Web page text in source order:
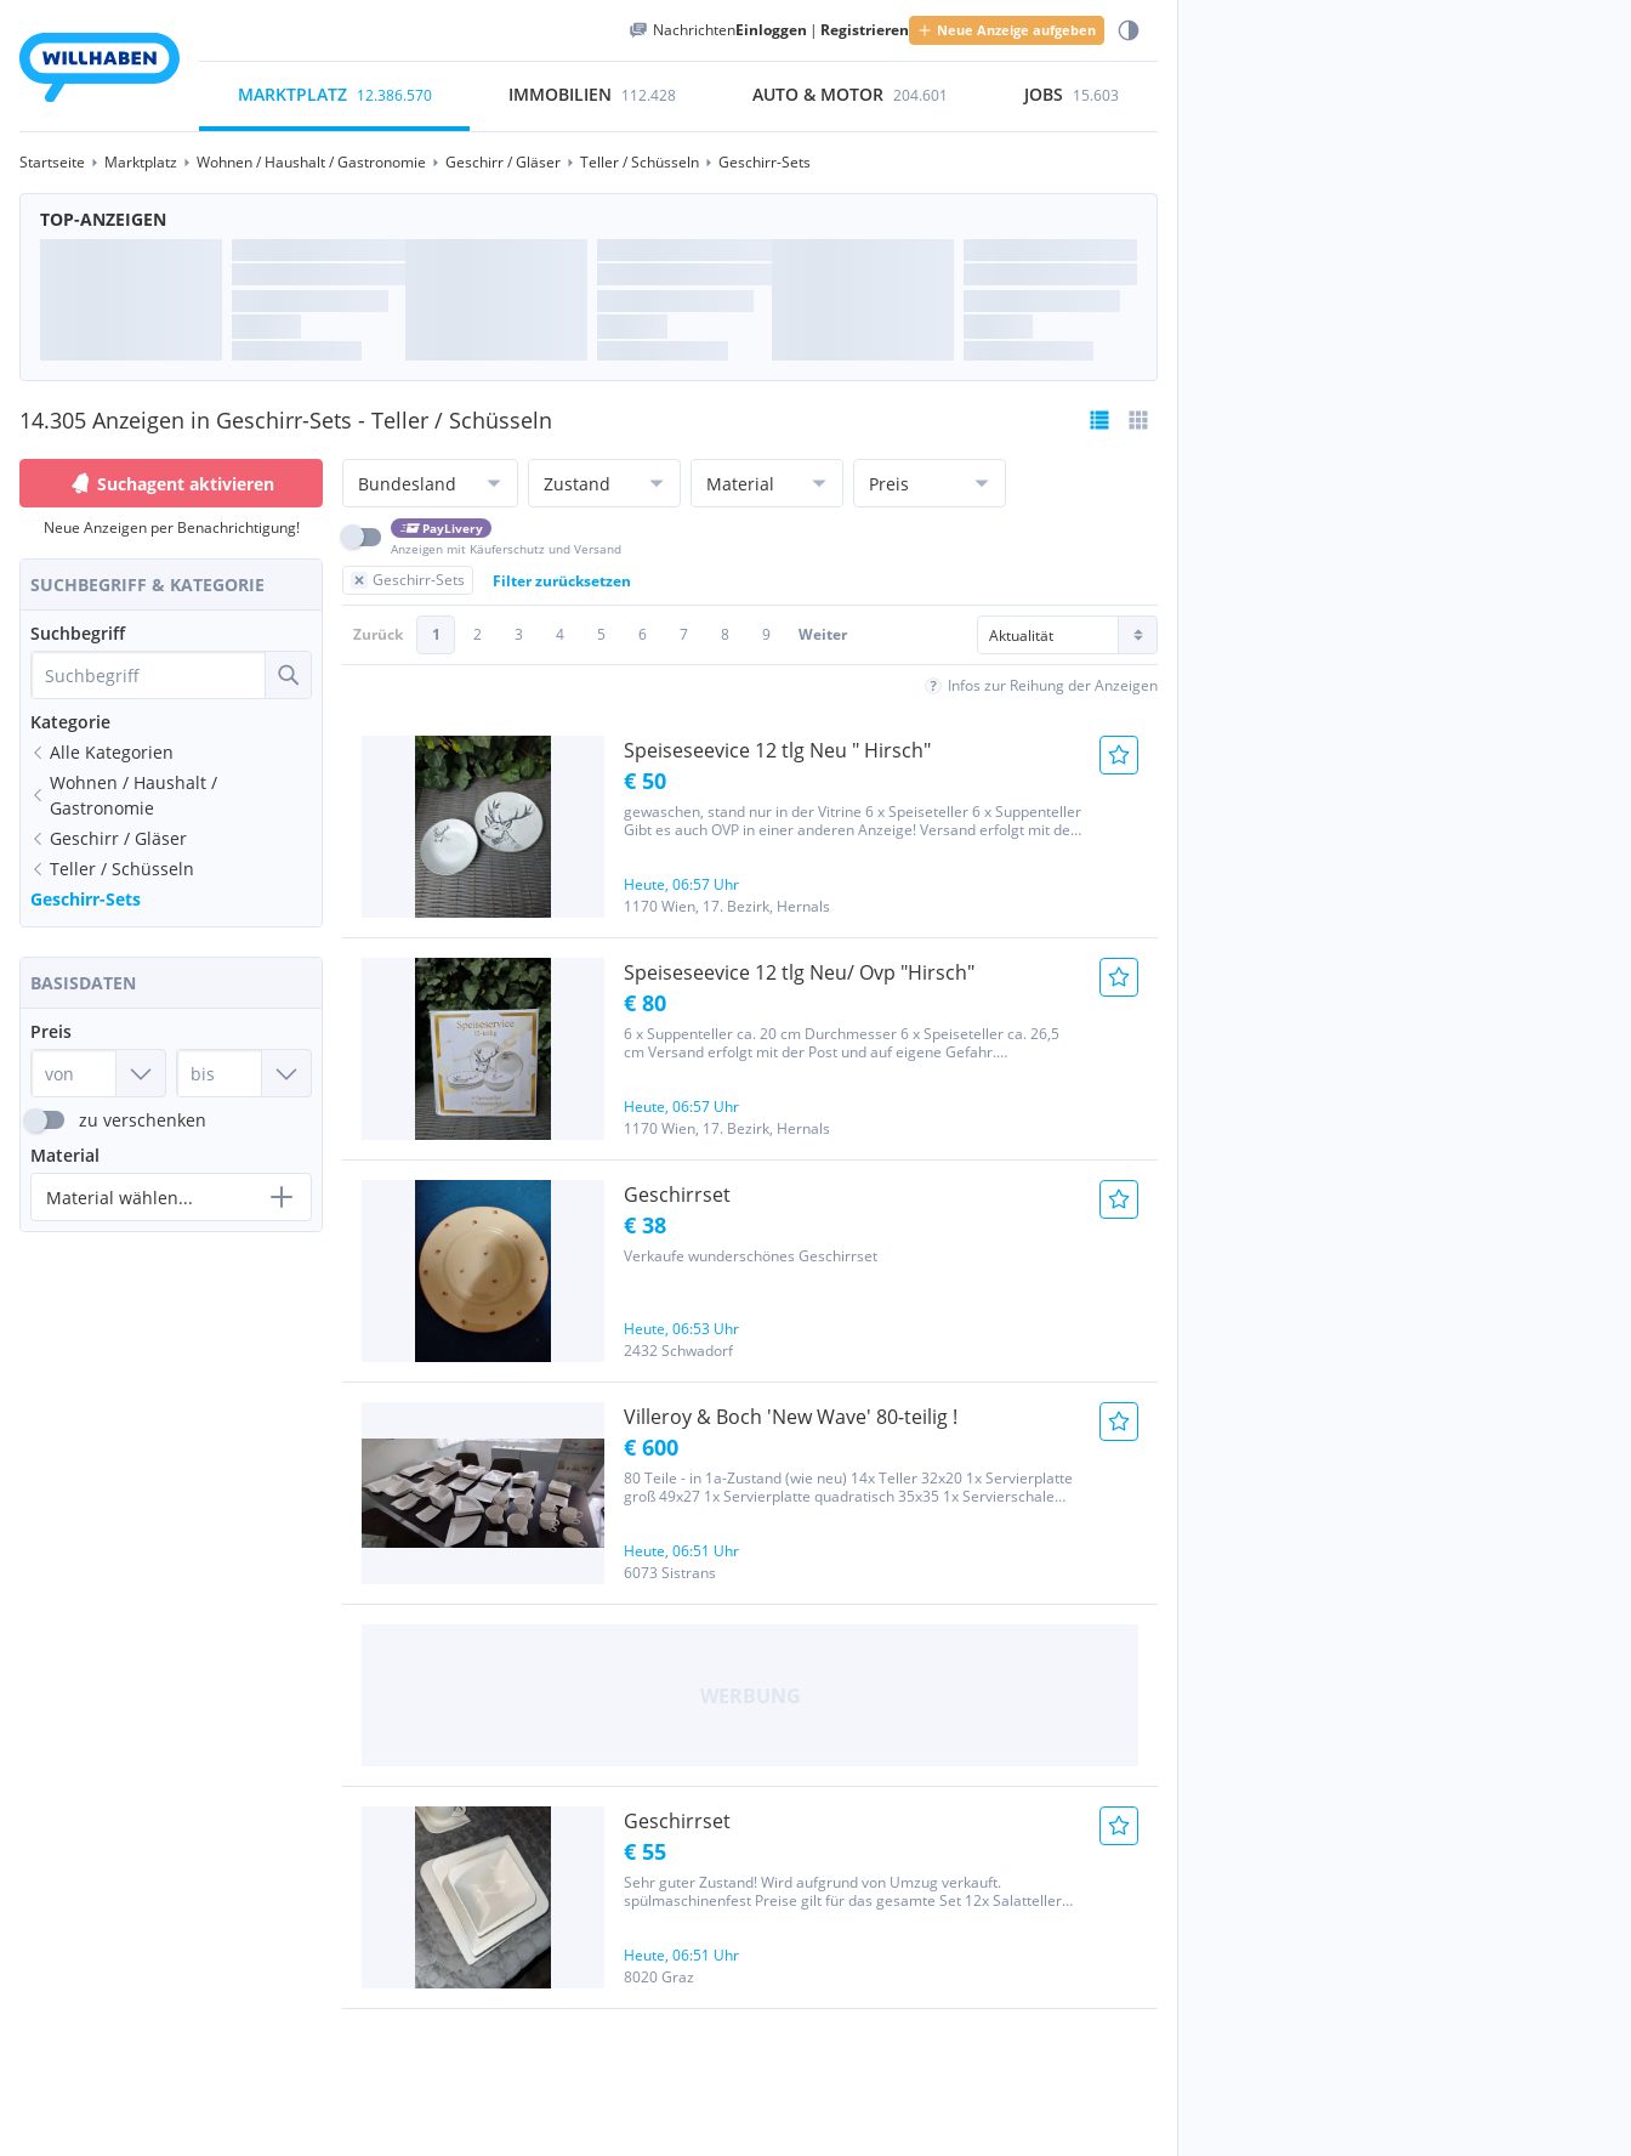
NachrichtenEinloggen | Registrieren Neue Anzeige aufgeben
MARKTPLATZ 12.386.570 IMMOBILIEN 112.428 AUTO & MOTOR 204.601 JOBS 15.603
Startseite Marktplatz Wohnen / Haushalt / Gastronomie Geschirr / Gläser Teller / Schüsseln Geschirr-Sets
TOP-ANZEIGEN
14.305 Anzeigen in Geschirr-Sets - Teller / Schüsseln
Suchagent aktivieren
Neue Anzeigen per Benachrichtigung!
SUCHBEGRIFF & KATEGORIE
Suchbegriff
Kategorie
Alle Kategorien
Wohnen / Haushalt /
Gastronomie
Geschirr / Gläser
Teller / Schüsseln
Geschirr-Sets
BASISDATEN
Preis
zu verschenken
Material
Material wählen...
Bundesland Zustand Material Preis
PayLivery
Anzeigen mit Käuferschutz und Versand
Geschirr-Sets Filter zurücksetzen
Zurück 1 2 3 4 5 6 7 8 9 Weiter
Infos zur Reihung der Anzeigen
Speiseseevice 12 tlg Neu " Hirsch"
€ 50
gewaschen, stand nur in der Vitrine 6 x Speiseteller 6 x Suppenteller
Gibt es auch OVP in einer anderen Anzeige! Versand erfolgt mit der
Heute, 06:57 Uhr
1170 Wien, 17. Bezirk, Hernals
Speiseseevice 12 tlg Neu/ Ovp "Hirsch"
€ 80
6 x Suppenteller ca. 20 cm Durchmesser 6 x Speiseteller ca. 26,5
cm Versand erfolgt mit der Post und auf eigene Gefahr.
von...
Heute, 06:57 Uhr
1170 Wien, 17. Bezirk, Hernals
Geschirrset
€ 38
Verkaufe wunderschönes Geschirrset
Heute, 06:53 Uhr
2432 Schwadorf
Villeroy & Boch 'New Wave' 80-teilig !
€ 600
80 Teile - in 1a-Zustand (wie neu) 14x Teller 32x20 1x Servierplatte
groß 49x27 1x Servierplatte quadratisch 35x35 1x Servierschale
Heute, 06:51 Uhr
6073 Sistrans
Geschirrset
€ 55
Sehr guter Zustand! Wird aufgrund von Umzug verkauft.
spülmaschinenfest Preise gilt für das gesamte Set 12x Salatteller
Heute, 06:51 Uhr
8020 Graz